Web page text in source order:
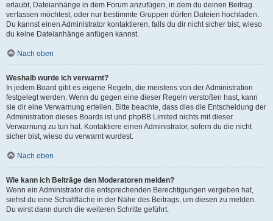
erlaubt, Dateianhänge in dem Forum anzufügen, in dem du deinen Beitrag
verfassen möchtest, oder nur bestimmte Gruppen dürfen Dateien hochladen.
Du kannst einen Administrator kontaktieren, falls du dir nicht sicher bist, wieso
du keine Dateianhänge anfügen kannst.
Nach oben
Weshalb wurde ich verwarnt?
In jedem Board gibt es eigene Regeln, die meistens von der Administration
festgelegt werden. Wenn du gegen eine dieser Regeln verstoßen hast, kann
sie dir eine Verwarnung erteilen. Bitte beachte, dass dies die Entscheidung der
Administration dieses Boards ist und phpBB Limited nichts mit dieser
Verwarnung zu tun hat. Kontaktiere einen Administrator, sofern du die nicht
sicher bist, wieso du verwarnt wurdest.
Nach oben
Wie kann ich Beiträge den Moderatoren melden?
Wenn ein Administrator die entsprechenden Berechtigungen vergeben hat,
siehst du eine Schaltfläche in der Nähe des Beitrags, um diesen zu melden.
Du wirst dann durch die weiteren Schritte geführt.